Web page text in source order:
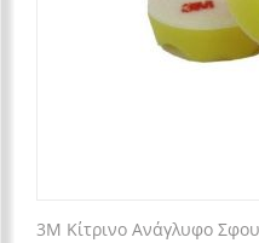
3M Κίτρινο Ανάγλυφο